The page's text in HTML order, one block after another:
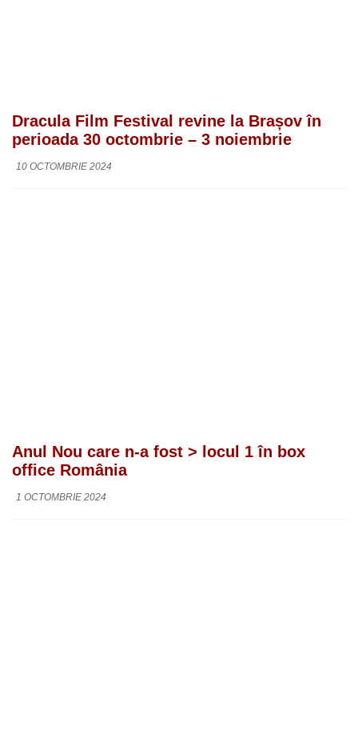
Dracula Film Festival revine la Brașov în
perioada 30 octombrie – 3 noiembrie
10 OCTOMBRIE 2024
Anul Nou care n-a fost > locul 1 în box
office România
1 OCTOMBRIE 2024